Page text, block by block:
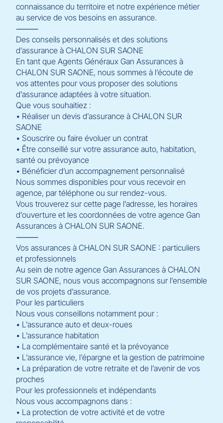
connaissance du territoire et notre expérience métier
au service de vos besoins en assurance.
⸻
Des conseils personnalisés et des solutions
d’assurance à CHALON SUR SAONE
En tant que Agents Généraux Gan Assurances à
CHALON SUR SAONE, nous sommes à l’écoute de
vos attentes pour vous proposer des solutions
d’assurance adaptées à votre situation.
Que vous souhaitiez :
• Réaliser un devis d’assurance à CHALON SUR
SAONE
• Souscrire ou faire évoluer un contrat
• Être conseillé sur votre assurance auto, habitation,
santé ou prévoyance
• Bénéficier d’un accompagnement personnalisé
Nous sommes disponibles pour vous recevoir en
agence, par téléphone ou sur rendez-vous.
Vous trouverez sur cette page l’adresse, les horaires
d’ouverture et les coordonnées de votre agence Gan
Assurances à CHALON SUR SAONE.
⸻
Vos assurances à CHALON SUR SAONE : particuliers
et professionnels
Au sein de notre agence Gan Assurances à CHALON
SUR SAONE, nous vous accompagnons sur l’ensemble
de vos projets d’assurance.
Pour les particuliers
Nous vous conseillons notamment pour :
• L’assurance auto et deux-roues
• L’assurance habitation
• La complémentaire santé et la prévoyance
• L’assurance vie, l’épargne et la gestion de patrimoine
• La préparation de votre retraite et de l’avenir de vos
proches
Pour les professionnels et indépendants
Nous vous accompagnons dans :
• La protection de votre activité et de votre